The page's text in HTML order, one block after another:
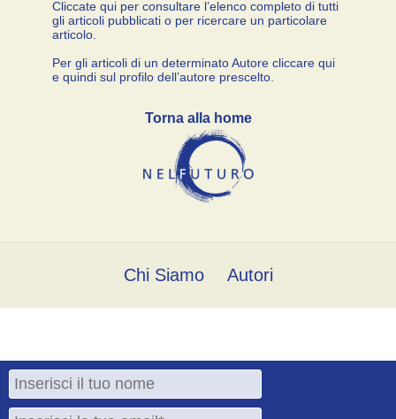
Cliccate qui per consultare l’elenco completo di tutti
gli articoli pubblicati o per ricercare un particolare
articolo.
Per gli articoli di un determinato Autore cliccare qui
e quindi sul profilo dell’autore prescelto.
Torna alla home
Chi Siamo Autori